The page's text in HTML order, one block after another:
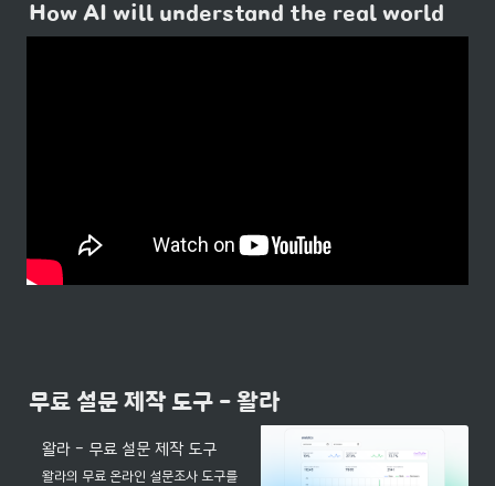
How AI will understand the real world
무료 설문 제작 도구 - 왈라
왈라 - 무료 설문 제작 도구
왈라의 무료 온라인 설문조사 도구를